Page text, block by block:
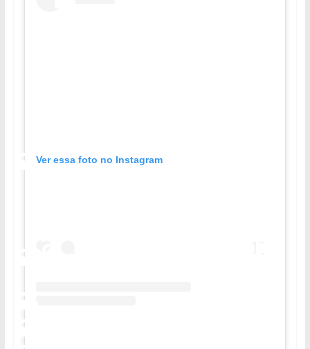
Ver essa foto no Instagram